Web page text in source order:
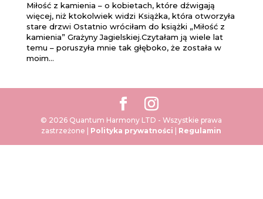
Miłość z kamienia – o kobietach, które dźwigają
więcej, niż ktokolwiek widzi Książka, która otworzyła
stare drzwi Ostatnio wróciłam do książki „Miłość z
kamienia” Grażyny Jagielskiej.Czytałam ją wiele lat
temu – poruszyła mnie tak głęboko, że została w
moim...
© 2026 Quantum Harmony LTD - Wszystkie prawa
zastrzeżone | Polityka prywatności Regulamin